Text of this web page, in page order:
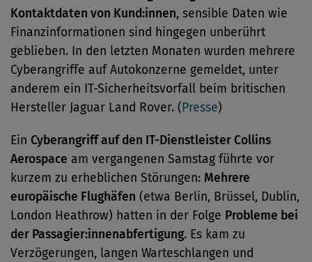
Kontaktdaten von Kund:innen, sensible Daten wie
Finanzinformationen sind hingegen unberührt
geblieben. In den letzten Monaten wurden mehrere
Cyberangriffe auf Autokonzerne gemeldet, unter
anderem ein IT-Sicherheitsvorfall beim britischen
Hersteller Jaguar Land Rover. ( Presse)
Ein Cyberangriff auf den IT-Dienstleister Collins
Aerospace am vergangenen Samstag führte vor
kurzem zu erheblichen Störungen: Mehrere
europäische Flughäfen (etwa Berlin, Brüssel, Dublin,
London Heathrow) hatten in der Folge Probleme bei
der Passagier:innenabfertigung. Es kam zu
Verzögerungen, langen Warteschlangen und